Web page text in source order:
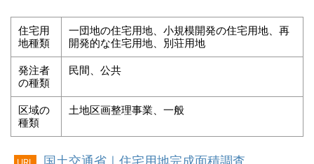
住宅用
地種類
一団地の住宅用地、小規模開発の住宅用地、再
開発的な住宅用地、別荘用地
発注者
の種類
民間、公共
区域の
種類
土地区画整理事業、一般
国土交通省｜住宅用地完成面積調査